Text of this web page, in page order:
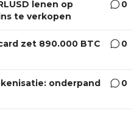
lenen op
te verkopen
0
zet 890.000 BTC
0
onderpand
0